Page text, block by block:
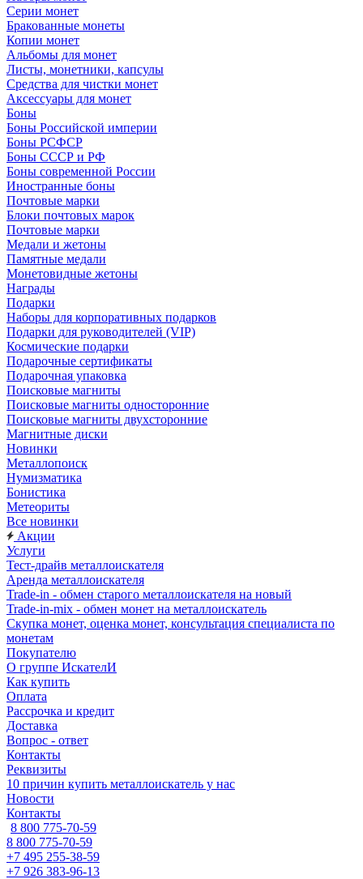
Серии монет
Бракованные монеты
Копии монет
Альбомы для монет
Листы, монетники, капсулы
Средства для чистки монет
Аксессуары для монет
Боны
Боны Российской империи
Боны РСФСР
Боны СССР и РФ
Боны современной России
Иностранные боны
Почтовые марки
Блоки почтовых марок
Почтовые марки
Медали и жетоны
Памятные медали
Монетовидные жетоны
Награды
Подарки
Наборы для корпоративных подарков
Подарки для руководителей (VIP)
Космические подарки
Подарочные сертификаты
Подарочная упаковка
Поисковые магниты
Поисковые магниты односторонние
Поисковые магниты двухсторонние
Магнитные диски
Новинки
Металлопоиск
Нумизматика
Бонистика
Метеориты
Все новинки
Акции
Услуги
Тест-драйв металлоискателя
Аренда металлоискателя
Trade-in - обмен старого металлоискателя на новый
Trade-in-mix - обмен монет на металлоискатель
Скупка монет, оценка монет, консультация специалиста по
монетам
Покупателю
О группе ИскателИ
Как купить
Оплата
Рассрочка и кредит
Доставка
Вопрос - ответ
Контакты
Реквизиты
10 причин купить металлоискатель у нас
Новости
Контакты
8 800 775-70-59
8 800 775-70-59
+7 495 255-38-59
+7 926 383-96-13